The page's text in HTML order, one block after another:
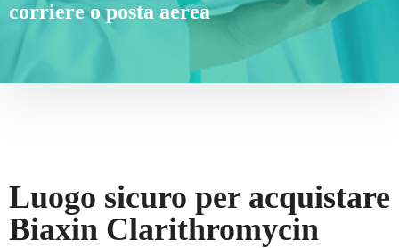
corriere o posta aerea
Luogo sicuro per acquistare
Biaxin Clarithromycin